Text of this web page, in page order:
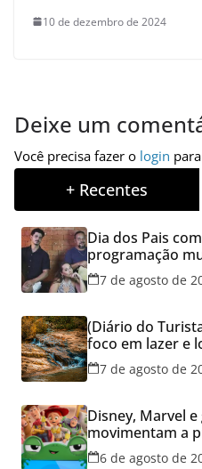
10 de dezembro de 2024
Deixe um
Você precisa fazer o login
+ Recentes
Dia dos Pais
programação
Aparecida de
7 de agosto de
(Diário do
foco em lazer e
cresce no Brasil
7 de agosto de
Disney, Marvel
movimentam a
do Aparecida
6 de agosto de